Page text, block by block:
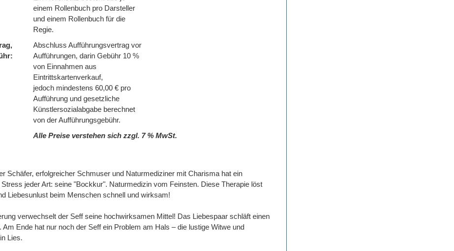
einem Rollenbuch pro Darsteller
und einem Rollenbuch für die
Regie.
Abschluss Aufführungsvertrag vor
Aufführungen, darin Gebühr 10 %
von Einnahmen aus
Eintrittskartenverkauf,
jedoch mindestens 60,00 € pro
Aufführung und gesetzliche
Künstlersozialabgabe berechnet
von der Aufführungsgebühr.
Alle Preise verstehen sich zzgl. 7 % MwSt.
Schäfer, erfolgreicher Schmuser und Naturmediziner mit Charisma hat ein
jeder Art: seine "Bockkur". Naturmedizin vom Feinsten. Diese Therapie löst
Liebesunlust beim Menschen schnell und wirksam!
verwechselt der Seff seine hochwirksamen Mittel! Das Liebespaar schläft einen
Am Ende hat nur noch der Seff ein Problem am Hals – die lustige Witwe und
Lies.